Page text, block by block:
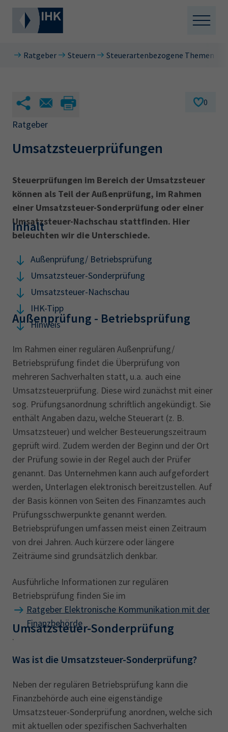
Ratgeber Steuern Steuerartenbezogene Themen
0
Ratgeber
Umsatzsteuerprüfungen
Steuerprüfungen im Bereich der Umsatzsteuer
können als Teil der Außenprüfung, im Rahmen
einer Umsatzsteuer-Sonderprüfung oder einer
Umsatzsteuer-Nachschau stattfinden. Hier
beleuchten wir die Unterschiede.
Inhalt
Außenprüfung/ Betriebsprüfung
Umsatzsteuer-Sonderprüfung
Umsatzsteuer-Nachschau
IHK-Tipp
Hinweis
Außenprüfung - Betriebsprüfung
Im Rahmen einer regulären Außenprüfung/
Betriebsprüfung findet die Überprüfung von
mehreren Sachverhalten statt, u.a. auch eine
Umsatzsteuerprüfung. Diese wird zunächst mit einer
sog. Prüfungsanordnung schriftlich angekündigt. Sie
enthält Angaben dazu, welche Steuerart (z. B.
Umsatzsteuer) und welcher Besteuerungszeitraum
geprüft wird. Zudem werden der Beginn und der Ort
der Prüfung sowie in der Regel auch der Prüfer
genannt. Das Unternehmen kann auch aufgefordert
werden, Unterlagen elektronisch bereitzustellen. Auf
der Basis können von Seiten des Finanzamtes auch
Prüfungsschwerpunkte genannt werden.
Betriebsprüfungen umfassen meist einen Zeitraum
von drei Jahren. Auch kürzere oder längere
Zeiträume sind grundsätzlich denkbar.
Ausführliche Informationen zur regulären
Betriebsprüfung finden Sie im
Ratgeber Elektronische Kommunikation mit der
Finanzbehörde
.
Umsatzsteuer-Sonderprüfung
Was ist die Umsatzsteuer-Sonderprüfung?
Neben der regulären Betriebsprüfung kann die
Finanzbehörde auch eine eigenständige
Umsatzsteuer-Sonderprüfung anordnen, welche sich
mit aktuellen oder spezifischen Sachverhalten